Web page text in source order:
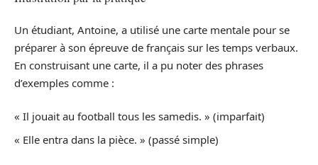
Un étudiant, Antoine, a utilisé une carte mentale pour se
préparer à son épreuve de français sur les temps verbaux.
En construisant une carte, il a pu noter des phrases
d’exemples comme :
« Il jouait au football tous les samedis. » (imparfait)
« Elle entra dans la pièce. » (passé simple)